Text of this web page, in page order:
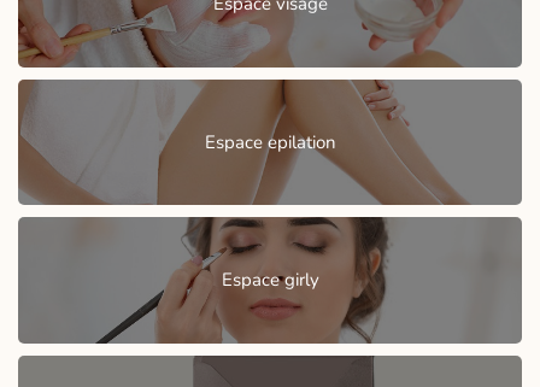
Espace epilation
Espace girly